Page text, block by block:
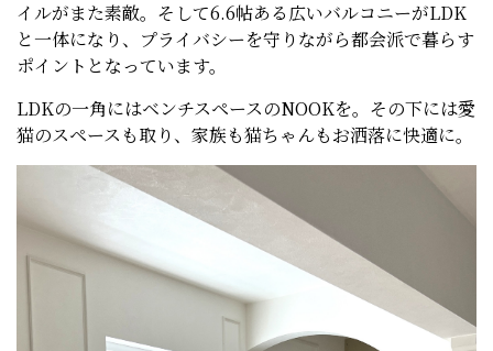
イルがまた素敵。そして6.6帖ある広いバルコニーがLDK
と一体になり、プライバシーを守りながら都会派で暮らす
ポイントとなっています。
LDKの一角にはベンチスペースのNOOKを。その下には愛
猫のスペースも取り、家族も猫ちゃんもお洒落に快適に。